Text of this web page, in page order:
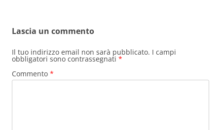
Lascia un commento
Il tuo indirizzo email non sarà pubblicato. I campi
obbligatori sono contrassegnati *
Commento *